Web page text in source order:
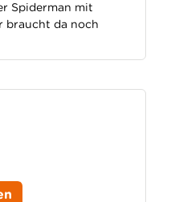
Spiderman mit
braucht da noch